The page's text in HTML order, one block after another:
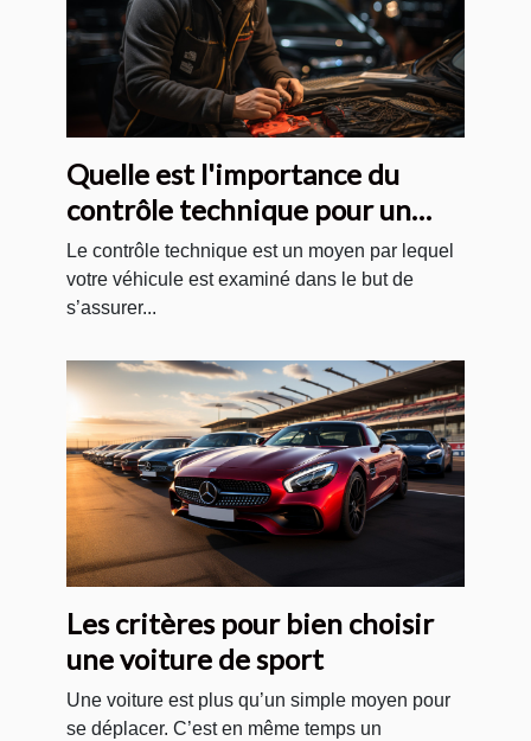
Quelle est l'importance du
contrôle technique pour un
véhicule ?
Le contrôle technique est un moyen par lequel
votre véhicule est examiné dans le but de
s’assurer...
Les critères pour bien choisir
une voiture de sport
Une voiture est plus qu’un simple moyen pour
se déplacer. C’est en même temps un